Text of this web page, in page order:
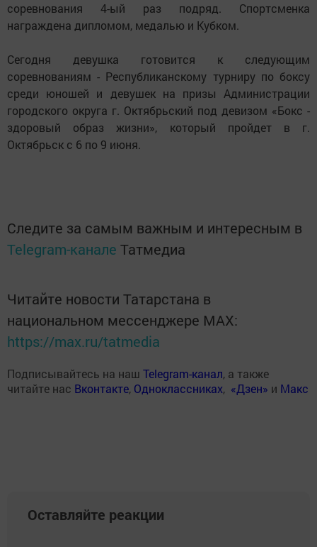
соревнования 4-ый раз подряд. Спортсменка
награждена дипломом, медалью и Кубком.
Сегодня девушка готовится к следующим
соревнованиям - Республиканскому турниру по боксу
среди юношей и девушек на призы Администрации
городского округа г. Октябрьский под девизом «Бокс -
здоровый образ жизни», который пройдет в г.
Октябрьск с 6 по 9 июня.
Следите за самым важным и интересным в
Telegram-канале Татмедиа
Читайте новости Татарстана в
национальном мессенджере MАХ:
https://max.ru/tatmedia
Подписывайтесь на наш Telegram-канал, а также
читайте нас Вконтакте, Одноклассниках, «Дзен» и Макс
Оставляйте реакции